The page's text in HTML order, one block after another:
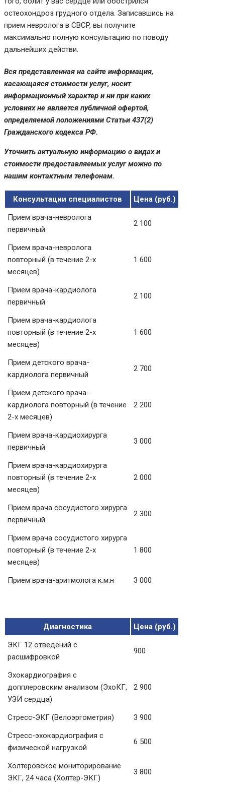
остеохондроз грудного отдела. Записавшись на
прием невролога в CBCP, вы получите
максимально полную консультацию по поводу
дальнейших действи.
Вся представленная на сайте информация,
касающаяся стоимости услуг, носит
информационный характер и ни при каких
условиях не является публичной офертой,
определяемой положениями Статьи 437(2)
Гражданского кодекса РФ.
Уточнить актуальную информацию о видах и
стоимости предоставляемых услуг можно по
нашим контактным телефонам.
Консультации специалистов
Цена (руб.)
Прием врача-невролога
первичный
2 100
Прием врача-невролога
повторный (в течение 2-х
месяцев)
1 600
Прием врача-кардиолога
первичный
2 100
Прием врача-кардиолога
повторный (в течение 2-х
месяцев)
1 600
Прием детского врача-
кардиолога первичный
2 700
Прием детского врача-
кардиолога повторный (в течение
2-х месяцев)
2 200
Прием врача-кардиохирурга
первичный
3 000
Прием врача-кардиохирурга
повторный (в течение 2-х
месяцев)
2 000
Прием врача сосудистого хирурга
первичный
2 300
Прием врача сосудистого хирурга
повторный (в течение 2-х
месяцев)
1 800
Прием врача-аритмолога к.м.н 3 000
Диагностика
Цена (руб.)
ЭКГ 12 отведений с
расшифровкой
900
Эхокардиография с
допплеровским анализом (ЭхоКГ,
УЗИ сердца)
2 900
Стресс-ЭКГ (Велоэргометрия)
3 900
Стресс-эхокардиография с
физической нагрузкой
6 500
Холтеровское мониторирование
ЭКГ, 24 часа (Холтер-ЭКГ)
3 800